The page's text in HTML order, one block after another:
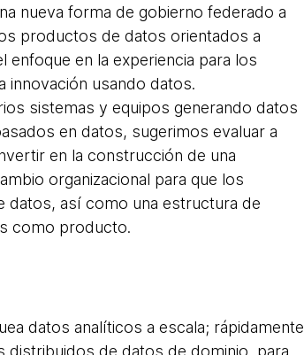
nueva forma de gobierno federado a
productos de datos orientados a
enfoque en la experiencia para los
innovación usando datos.
sistemas y equipos generando datos
en datos, sugerimos evaluar a
en la construcción de una
organizacional para que los
datos, así como una estructura de
como producto.
datos analíticos a escala; rápidamente
de datos de dominio, para